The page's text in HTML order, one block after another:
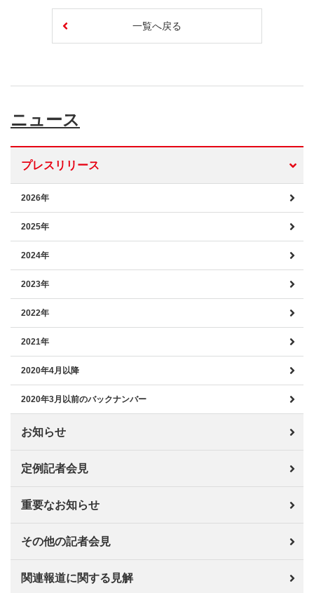
一覧へ戻る
ニュース
プレスリリース
2026年
2025年
2024年
2023年
2022年
2021年
2020年4月以降
2020年3月以前のバックナンバー
お知らせ
定例記者会見
重要なお知らせ
その他の記者会見
関連報道に関する見解